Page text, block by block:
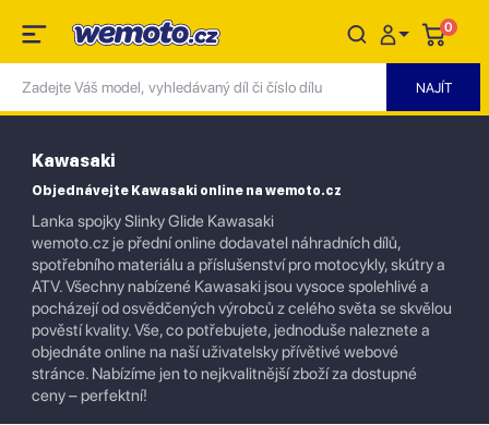
0
Kawasaki
Objednávejte Kawasaki online na wemoto.cz
Lanka spojky Slinky Glide Kawasaki
wemoto.cz je přední online dodavatel náhradních dílů,
spotřebního materiálu a příslušenství pro motocykly, skútry a
ATV. Všechny nabízené Kawasaki jsou vysoce spolehlivé a
pocházejí od osvědčených výrobců z celého světa se skvělou
pověstí kvality. Vše, co potřebujete, jednoduše naleznete a
objednáte online na naší uživatelsky přívětivé webové
stránce. Nabízíme jen to nejkvalitnější zboží za dostupné
ceny – perfektní!